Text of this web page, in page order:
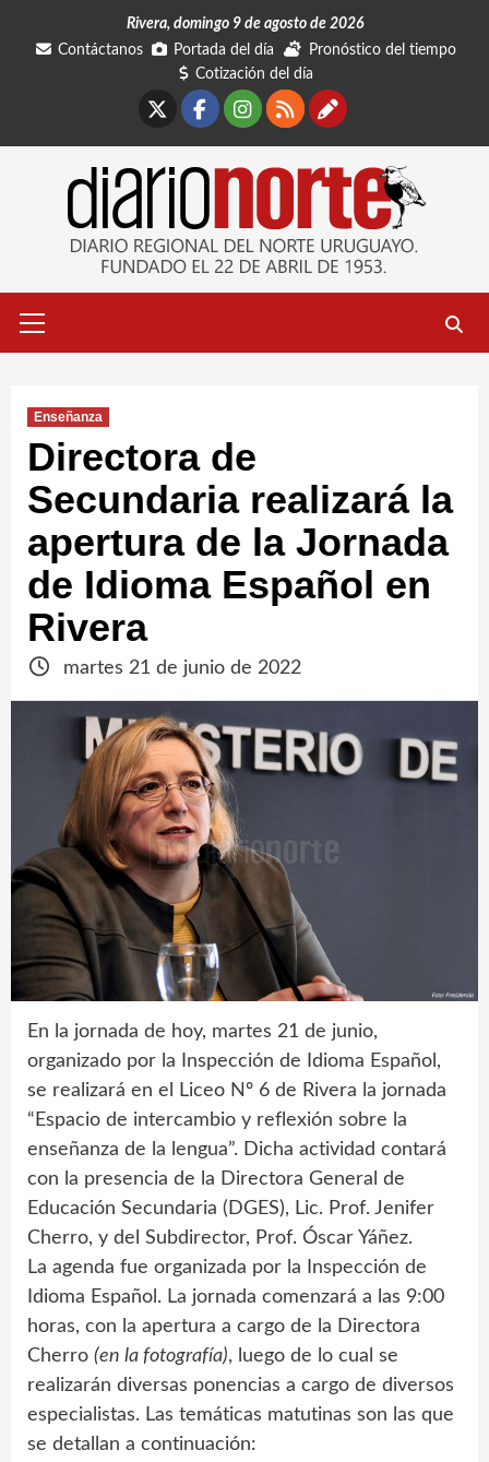
Rivera, domingo 9 de agosto de 2026
Contáctanos
Portada del día
Pronóstico del tiempo
Cotización del día
Facebook
Instagram
RSSContáctanos
primario
Enseñanza
Directora de
Secundaria realizará la
apertura de la Jornada
de Idioma Español en
Rivera
martes 21 de junio de 2022
En la jornada de hoy, martes 21 de junio,
organizado por la Inspección de Idioma Español,
se realizará en el Liceo Nº 6 de Rivera la jornada
“Espacio de intercambio y reflexión sobre la
enseñanza de la lengua”. Dicha actividad contará
con la presencia de la Directora General de
Educación Secundaria (DGES), Lic. Prof. Jenifer
Cherro, y del Subdirector, Prof. Óscar Yáñez.
La agenda fue organizada por la Inspección de
Idioma Español. La jornada comenzará a las 9:00
horas, con la apertura a cargo de la Directora
Cherro (en la fotografía), luego de lo cual se
realizarán diversas ponencias a cargo de diversos
especialistas. Las temáticas matutinas son las que
se detallan a continuación: